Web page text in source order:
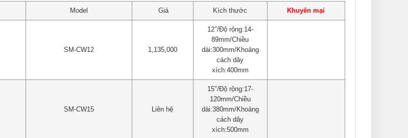
Model Giá Kích thước Khuyến mại
SM-CW12 1,135,000
12″/Độ rộng:14-
89mm/Chiều
dài:300mm/Khoảng
cách dây
xích:400mm
SM-CW15 Liên hệ
15″/Độ rộng:17-
120mm/Chiều
dài:380mm/Khoảng
cách dây
xích:500mm